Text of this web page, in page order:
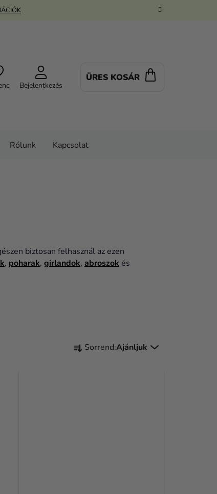
Bejelentkezés
ÜRES KOSÁR
Rólunk Kapcsolat
biztosan felhasznál az ezen
, poharak, girlandok, abroszok és
T Sorrend:Ajánljuk